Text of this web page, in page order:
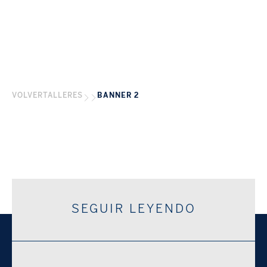
VOLVER TALLERES BANNER 2
SEGUIR LEYENDO